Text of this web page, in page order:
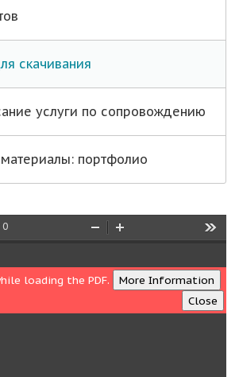
скачивания
услуги по сопровождению
портфолио
0
Zoom
loading the PDF.
More Information
Close